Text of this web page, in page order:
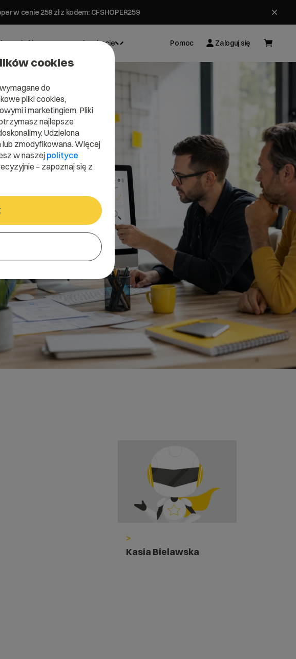
w cenie 259 zł z kodem: CFSHOPER259
biznesowe Inspiracje Pomoc Zaloguj się
>
Kasia Bielawska
cookies
do
pliki cookies,
i marketingiem. Pliki
najlepsze
Udzielona
zmodyfikowana. Więcej
w naszej polityce
– zapoznaj się z